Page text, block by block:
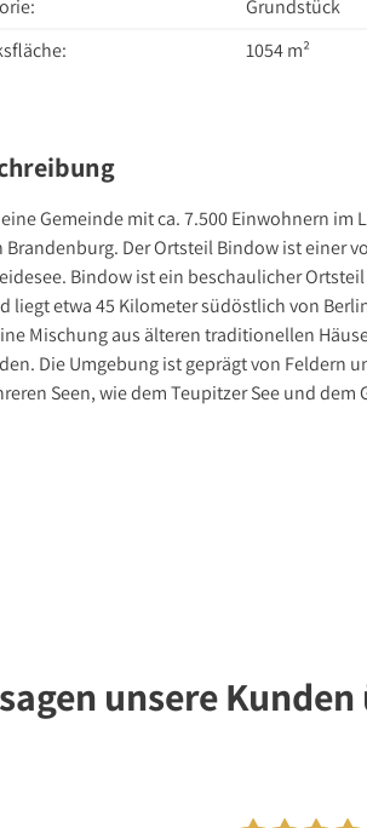
Grundstück
1054 m²
Gemeinde mit ca. 7.500 Einwohnern im
Brandenburg. Der Ortsteil Bindow ist einer
Bindow ist ein beschaulicher
liegt etwa 45 Kilometer südöstlich von
Mischung aus älteren traditionellen
Die Umgebung ist geprägt von Feldern
Seen, wie dem Teupitzer See und dem
unsere